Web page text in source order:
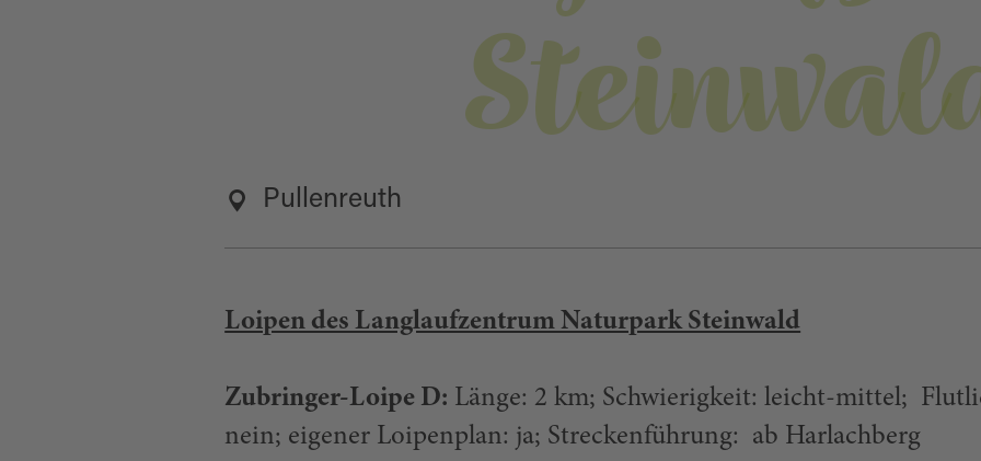
Pullenreuth
Loipen des Langlaufzentrum Naturpark Steinwald
Zubringer-Loipe D: Länge: 2 km; Schwierigkeit: leicht-mittel;
nein; eigener Loipenplan: ja; Streckenführung: ab Harlachberg